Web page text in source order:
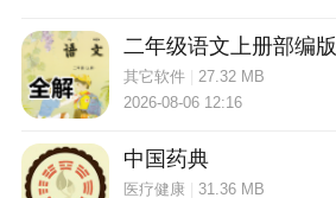
二年级语文上册部编版
其它软件| 27.32 MB
2026-08-06 12:16
中国药典
医疗健康
31.36 MB